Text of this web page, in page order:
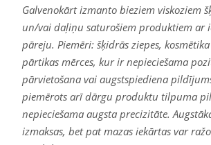
Galvenokārt izmanto bieziem viskoziem
un/vai daļiņu saturošiem produktiem ar
pāreju. Piemēri: šķidrās ziepes,
pārtikas mērces, kur ir nepieciešama
pārvietošana vai augstspiediena
piemērots arī dārgu produktu tilpuma
nepieciešama augsta precizitāte.
izmaksas, bet pat mazas iekārtas var